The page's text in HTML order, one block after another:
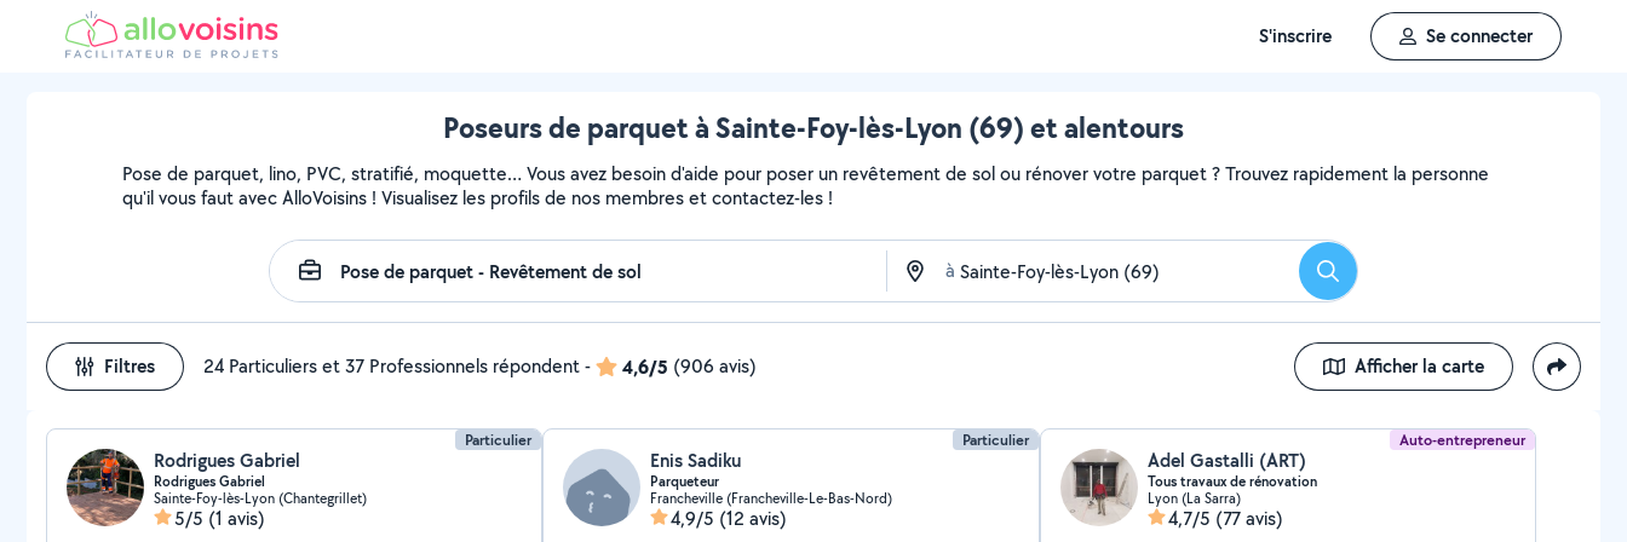
S'inscrire Se connecter
Poseurs de parquet à Sainte-Foy-lès-Lyon (69) et alentours
Pose de parquet, lino, PVC, stratifié, moquette… Vous avez besoin d'aide pour poser un revêtement de sol ou rénover votre parquet ? Trouvez rapidement la personne
qu'il vous faut avec AlloVoisins ! Visualisez les profils de nos membres et contactez-les !
à Rechercher
Filtres 24 Particuliers et 37 Professionnels répondent- 4,6/5 (906 avis) Afficher la carte
Particulier
Rodrigues Gabriel
Rodrigues Gabriel
Sainte-Foy-lès-Lyon (Chantegrillet)
5/5 (1 avis)
Particulier
Enis Sadiku
Parqueteur
Francheville (Francheville-Le-Bas-Nord)
4,9/5 (12 avis)
Auto-entrepreneur
Adel Gastalli (ART)
Tous travaux de rénovation
Lyon (La Sarra)
4,7/5 (77 avis)